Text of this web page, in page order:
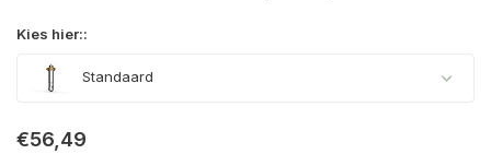
Kies hier::
Standaard
€56,49